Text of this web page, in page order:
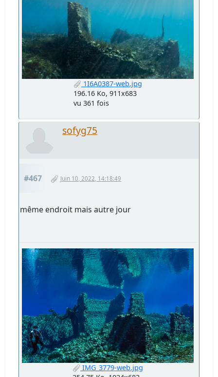
1I6A0387-web.jpg
196.16 Ko, 911x683
vu 361 fois
sofyg75
#467 Juin 10, 2022, 14:18:49
même endroit mais autre jour
IMG_3779-web.jpg